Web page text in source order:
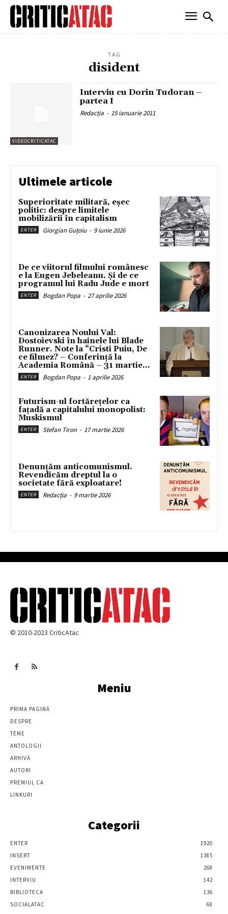
TAG
disident
VIDEOCRITICATAC
Interviu cu Dorin Tudoran –
partea I
Redacția - 15 ianuarie 2011
Ultimele articole
Superioritate militară, eșec
politic: despre limitele
mobilizării în capitalism
ENTER Giorgian Guțoiu - 9 iunie 2026
De ce viitorul filmului românesc
e la Eugen Jebeleanu. Și de ce
programul lui Radu Jude e mort
ENTER Bogdan Popa - 27 aprilie 2026
Canonizarea Noului Val:
Dostoievski în hainele lui Blade
Runner. Note la “Cristi Puiu, De
ce filmez? – Conferință la
Academia Română – 31 martie...
ENTER Bogdan Popa - 1 aprilie 2026
Futurism-ul fortărețelor ca
fațadă a capitalului monopolist:
Muskismul
ENTER Stefan Tiron - 17 martie 2026
Denunțăm anticomunismul.
Revendicăm dreptul la o
societate fără exploatare!
ENTER Redacția - 9 martie 2026
© 2010-2023 CriticAtac
Meniu
PRIMA PAGINĂ
DESPRE
TEME
ANTOLOGII
ARHIVĂ
AUTORI
PREMIUL CA
LINKURI
Categorii
ENTER
1920
INSERT
1385
EVENIMENTE
268
INTERVIU
142
BIBLIOTECA
136
SOCIALATAC
68